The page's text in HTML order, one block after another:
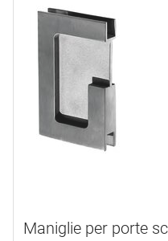
Maniglie per porte